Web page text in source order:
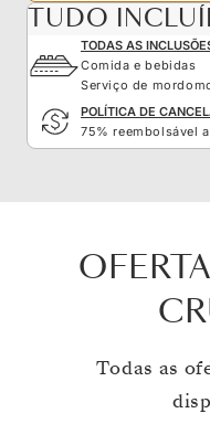
TUDO
TODAS AS
Comida e bebidas
Serviço de
POLÍTICA DE
75% reembolsável
Todas as